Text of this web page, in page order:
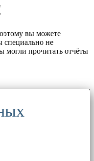
вы можете
специально не
могли прочитать отчёты